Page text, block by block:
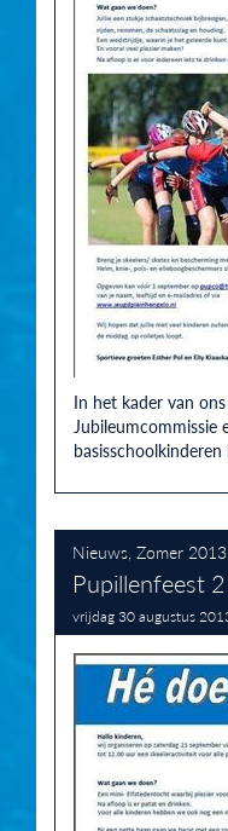
In het kader van
Jubileumcommissie
Nieuws Zomer 2013
Pupillenfeest
vrijdag 30 augustus